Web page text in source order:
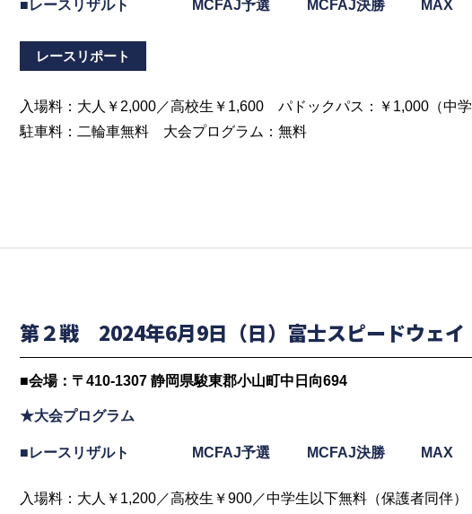
ロードレースクラブ登録
団体概要
個人情報保護方針 X
■レースリザルト MCFAJ予選 MCFAJ決勝 MAX
レースリポート
入場料：大人￥2,000／高校生￥1,600 パドックパス：￥1,000（中
駐車料：二輪車無料 大会プログラム：無料
第２戦 2024年6月9日（日）富士スピードウェイ
■会場：〒410-1307 静岡県駿東郡小山町中日向694
★大会プログラム
■レースリザルト MCFAJ予選 MCFAJ決勝 MAX
入場料：大人￥1,200／高校生￥900／中学生以下無料（保護者同伴）